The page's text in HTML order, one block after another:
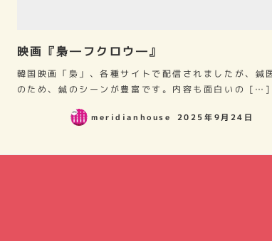
映画『梟―フクロウ―』
韓国映画「梟」、各種サイトで配信されましたが、鍼
のため、鍼のシーンが豊富です。内容も面白いの […]
meridianhouse 2025年9月24日